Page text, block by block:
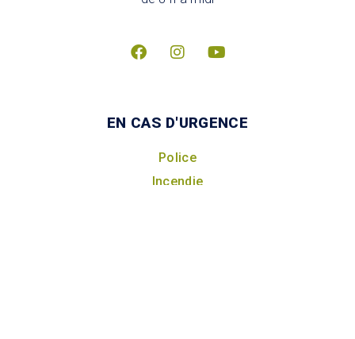
EN CAS D'URGENCE
Police
Incendie